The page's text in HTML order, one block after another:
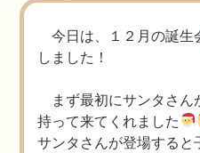
今日は、１２月の誕生
しました！
まず最初にサンタさん
持って来てくれました
サンタさんが登場すると